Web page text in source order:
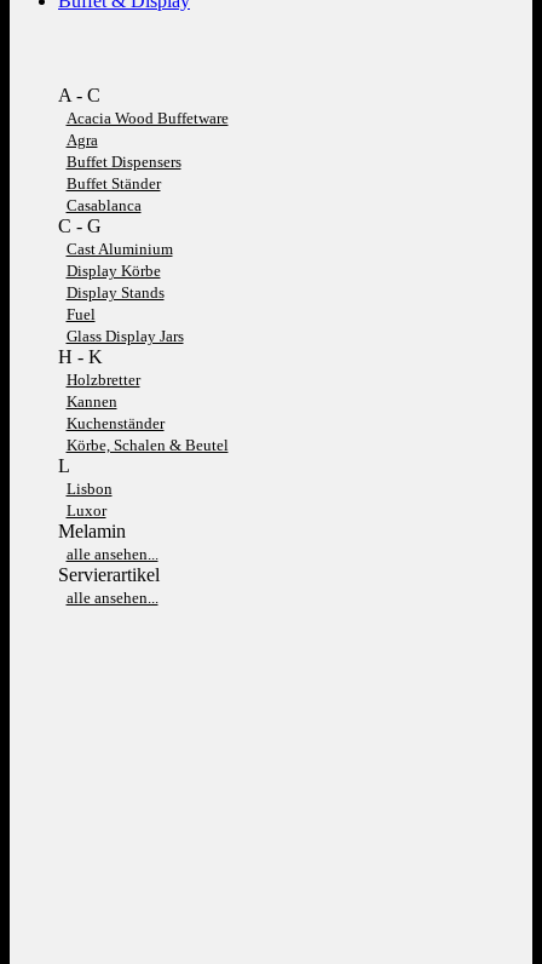
A - C
Acacia Wood Buffetware
Agra
Buffet Dispensers
Buffet Ständer
Casablanca
C - G
Cast Aluminium
Display Körbe
Display Stands
Fuel
Glass Display Jars
H - K
Holzbretter
Kannen
Kuchenständer
Körbe, Schalen & Beutel
L
Lisbon
Luxor
Melamin
alle ansehen...
Servierartikel
alle ansehen...